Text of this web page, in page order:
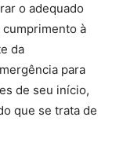
o adequado
à
da
para
de seu início,
que se trata de